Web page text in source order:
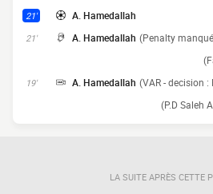
21' A. Hamedallah
21' A. Hamedallah (Penalty
19' A. Hamedallah (VAR - decision :
(P.D Saleh
LA SUITE APRÈS CETTE